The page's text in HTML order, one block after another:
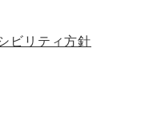
ビリティ方針